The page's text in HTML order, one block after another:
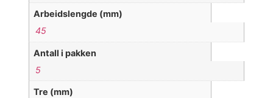
Arbeidslengde (mm)
45
Antall i pakken
5
Tre (mm)